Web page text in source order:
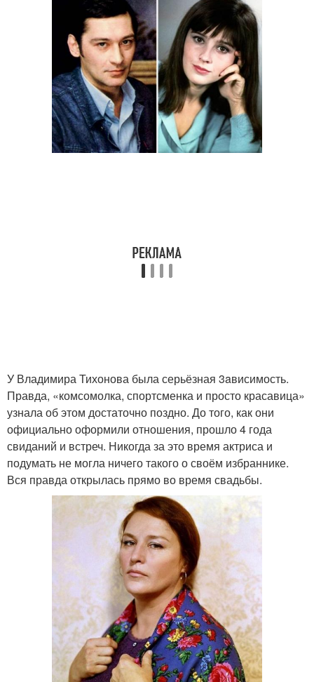
У Владимира Тихонова была серьёзная 3aвисимость.
Правда, «комсомолка, спортсменка и просто красавица»
узнала об этом достаточно поздно. До того, как они
официально оформили отношения, прошло 4 года
свиданий и встреч. Никогда за это время актриса и
подумать не могла ничего такого о своём избраннике.
Вся правда открылась прямо во время свадьбы.